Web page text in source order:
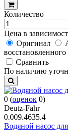
Количество
Цена в
Оригинал
Cравнить
По наличию
0 (оценок 0)
Deutz-Fahr
0.009.4635.4
Водяной насос